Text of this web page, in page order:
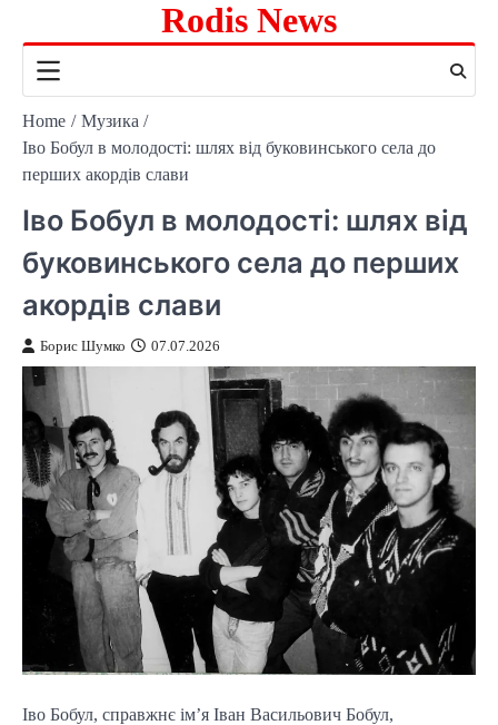
content
Rodis News
Home
Музика
Іво Бобул в молодості: шлях від буковинського села до
перших акордів слави
Іво Бобул в молодості: шлях від
буковинського села до перших
акордів слави
Борис Шумко 07.07.2026
Іво Бобул, справжнє ім’я Іван Васильович Бобул,